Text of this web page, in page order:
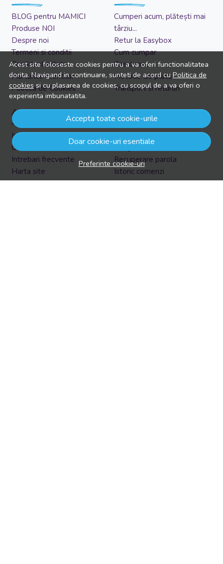
Acest site foloseste cookies pentru a va oferi functionalitatea
dorita. Navigand in continuare, sunteti de acord cuPolitica de
cookiessi cu plasarea de cookies, cu scopul de a va oferi o
experienta imbunatatita.
Accepta toate cookie-urile
Doar cookie-uri esentiale
Preferinte cookie-uri
BLOG pentru MAMICI
Produse NOI
Despre noi
Termeni si conditii
Confidentialitate
Marturiile clientilor
Politica de Cookies
Cumperi acum, plătești mai
târziu...
Retur la Easybox
Cum cumpar
Cosul meu
Metode de plata
Transport si retururi
Asistenta
Informatii legale
Contacteaza-ne
Intrebari frecvente
Harta site
ANPC
Cont client
Contul meu
Inregistrare
Recuperare parola
Istoric comenzi
Produse favorite